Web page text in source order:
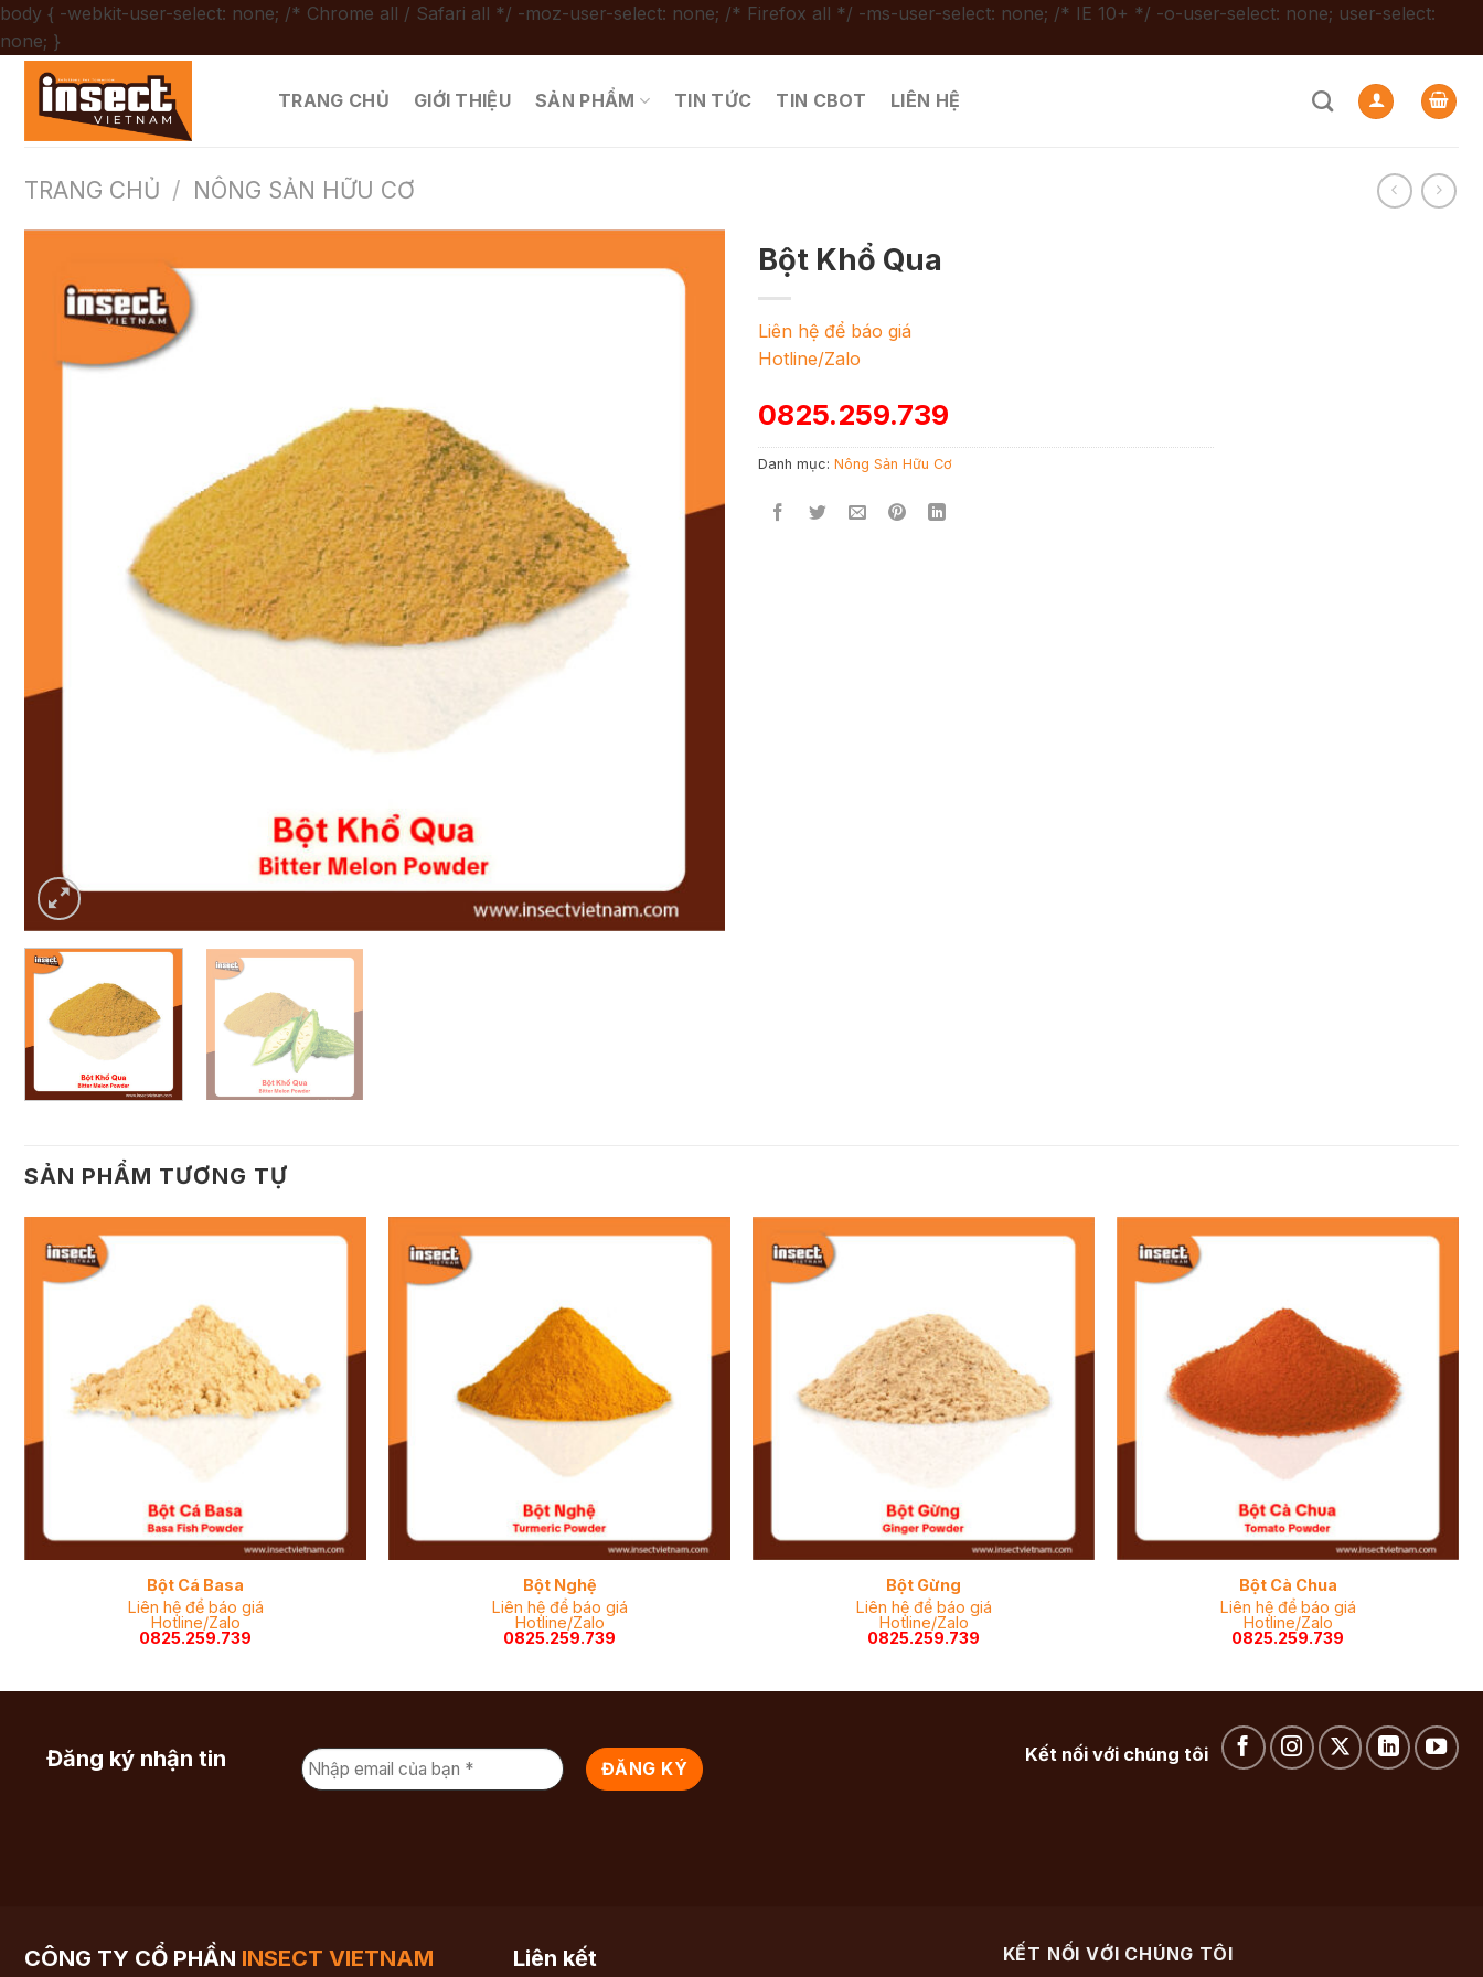
body { -webkit-user-select: none; /* Chrome all / Safari all */ -moz-user-select: none; /* Firefox all */ -ms-user-select: none; /* IE 10+ */ -o-user-select: none; user-select:
none; }
đến
nội
dung
TRANG CHỦ GIỚI THIỆU SẢN PHẨM TIN TỨC TIN CBOT LIÊN HỆ
TRANG CHỦ / NÔNG SẢN HỮU CƠ
Bột Khổ Qua
Liên hệ để báo giá
Hotline/Zalo
0825.259.739
Danh mục: Nông Sản Hữu Cơ
SẢN PHẨM TƯƠNG TỰ
Bột Cá Basa
Liên hệ để báo giá
Hotline/Zalo
0825.259.739
Bột Nghệ
Liên hệ để báo giá
Hotline/Zalo
0825.259.739
Bột Gừng
Liên hệ để báo giá
Hotline/Zalo
0825.259.739
Bột Cà Chua
Liên hệ để báo giá
Hotline/Zalo
0825.259.739
Đăng ký nhận tin Kết nối với chúng tôi
CÔNG TY CỔ PHẦN INSECT VIETNAM Liên kết KẾT NỐI VỚI CHÚNG TÔI